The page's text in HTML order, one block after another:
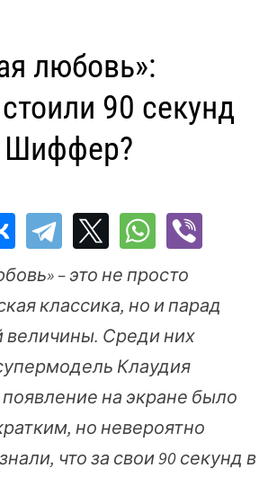
любовь»:
90 секунд
Шиффер?
– это не просто
классика, но и парад
величины. Среди них
Клаудия
на экране было
но невероятно
что за свои 90 секунд в